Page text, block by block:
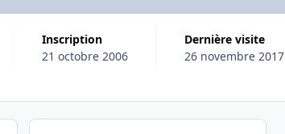
Inscription
21 octobre 2006
Dernière visite
26 novembre 2017